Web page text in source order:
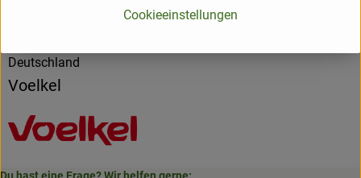
Hersteller: Voelkel
Deutschland
Voelkel
Du hast eine Frage? Wir helfen gerne:
Cookieeinstellungen